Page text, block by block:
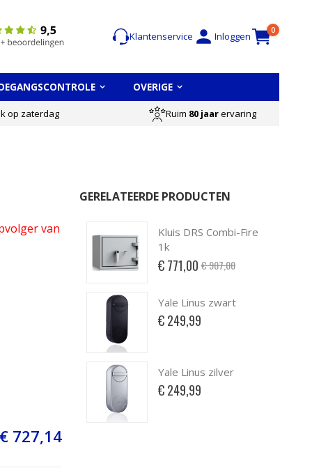
Klantenservice Inloggen
Cart
0items
OVERIGE
op zaterdag Ruim 80 jaarervaring
van
727,14
GERELATEERDE PRODUCTEN
Kluis DRS Combi-Fire
1k
Special
Price
€ 771,00 € 907,00
Yale Linus zwart
€ 249,99
Yale Linus zilver
€ 249,99